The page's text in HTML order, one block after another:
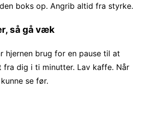
boks op. Angrib altid fra styrke.
så gå væk
brug for en pause til at
dig i ti minutter. Lav kaffe. Når
se før.